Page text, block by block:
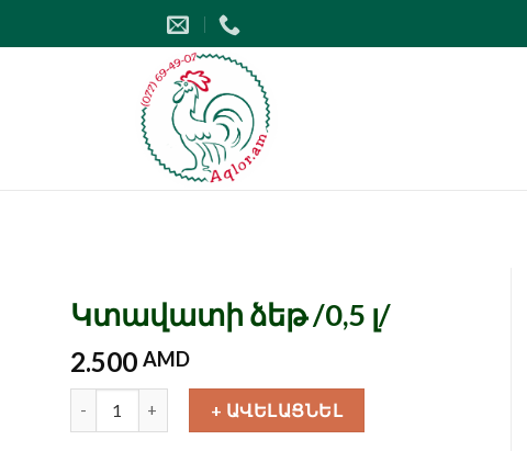
Կտավատի ձեթ /0,5 լ/
2.500 AMD
+ ԱՎԵԼԱՑՆԵԼ